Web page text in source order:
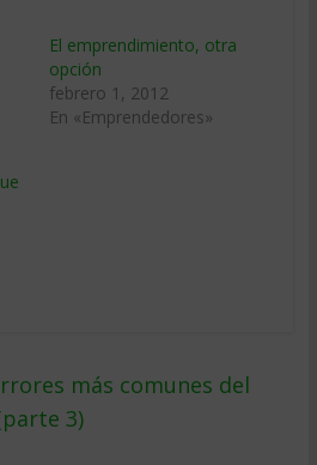
El emprendimiento, otra
opción
febrero 1, 2012
En «Emprendedores»
más comunes del
3)